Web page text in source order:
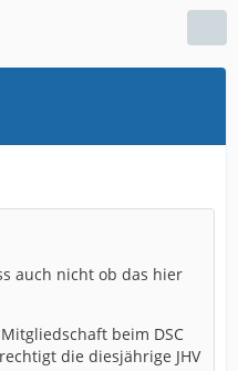
auch nicht ob das hier
beim DSC
die diesjährige JHV